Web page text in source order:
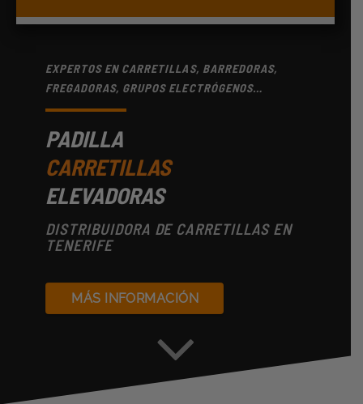
EXPERTOS EN CARRETILLAS, BARREDORAS,
FREGADORAS, GRUPOS ELECTRÓGENOS…
PADILLA
CARRETILLAS
ELEVADORAS
DISTRIBUIDORA DE CARRETILLAS EN
TENERIFE
MÁS INFORMACIÓN